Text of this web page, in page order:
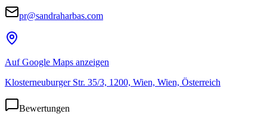
pr@sandraharbas.com
Auf Google Maps anzeigen
Klosterneuburger Str. 35/3, 1200, Wien, Wien, Österreich
Bewertungen